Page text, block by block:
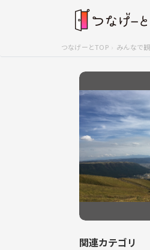
つなげーとTOP みんなで
関連カテゴリ